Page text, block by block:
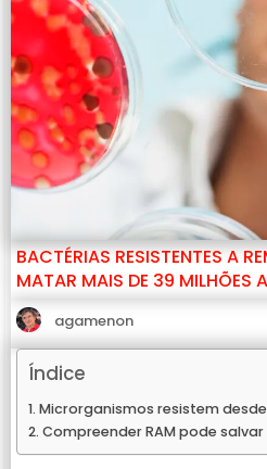
BACTÉRIAS RESISTENTES A
MATAR MAIS DE 39 MILHÕES
agamenon
Índice
Microrganismos resistem
Compreender RAM pode